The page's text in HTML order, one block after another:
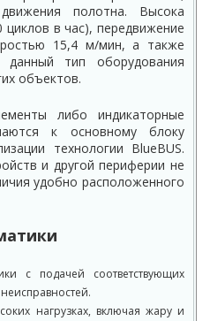
полотна. Высока
в час), передвижение
15,4 м/мин, а также
тип оборудования
объектов.
либо индикаторные
к основному блоку
технологии BlueBUS.
и другой периферии не
удобно расположенного
с подачей соответствующих
нагрузках, включая жару и